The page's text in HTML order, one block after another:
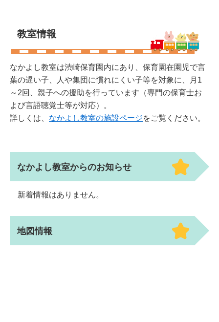
教室情報
なかよし教室は渋崎保育園内にあり、保育園在園児で言
葉の遅い子、人や集団に慣れにくい子等を対象に、月1
～2回、親子への援助を行っています（専門の保育士お
よび言語聴覚士等が対応）。
詳しくは、 なかよし教室の施設ページをご覧ください。
なかよし教室からのお知らせ
新着情報はありません。
地図情報